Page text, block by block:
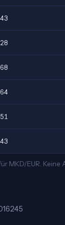
MKD/EUR. Keine